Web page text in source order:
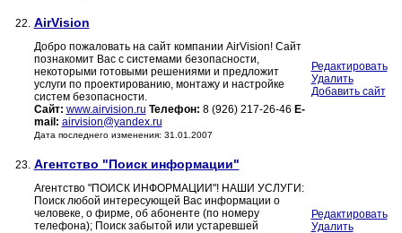
22. AirVision
Добро пожаловать на сайт компании AirVision! Сайт
познакомит Вас с системами безопасности,
некоторыми готовыми решениями и предложит
услуги по проектированию, монтажу и настройке
систем безопасности.
Сайт: www.airvision.ru Телефон: 8 (926) 217-26-46 E-
mail: airvision@yandex.ru
Дата последнего изменения: 31.01.2007
Редактировать
Удалить
Добавить сайт
23. Агентство "Поиск информации"
Агентство "ПОИСК ИНФОРМАЦИИ"! НАШИ УСЛУГИ:
Поиск любой интересующей Вас информации о
человеке, о фирме, об абоненте (по номеру
телефона); Поиск забытой или устаревшей
Редактировать
Удалить